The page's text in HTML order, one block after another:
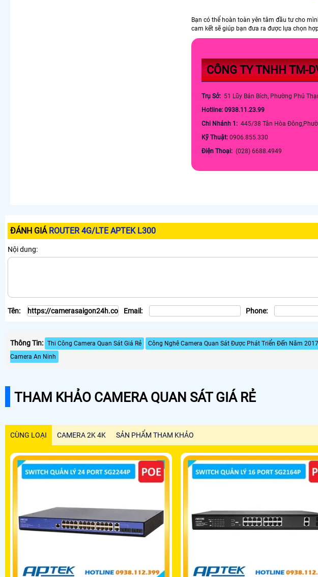
Bạn có thể hoàn toàn yên tâm đầu tư cho
cam kết sẽ giúp bạn đưa ra được lựa chọn
CÔNG TY TNHH TM-
Trụ Sở: 51 Lũy Bán Bích, Phường Phú
Hotline: 0938.11.23.99
Chi Nhánh 1: 445/38 Tân Hòa
Kỹ Thuật: 0906.855.330
Điện Thoại: (028) 6688.4949
ĐÁNH GIÁ ROUTER 4G/LTE APTEK L300
Nội dung:
Tên: Email: Phone:
Thông Tin: Thi Công Camera Quan Sát Giá Rẻ Công Nghê Camera Quan Sát Được Phát Triển Đến Năm 2017
Camera An Ninh
THAM KHẢO CAMERA QUAN SÁT GIÁ RẺ
CÙNG LOẠI CAMERA 2K 4K SẢN PHẨM THAM KHẢO